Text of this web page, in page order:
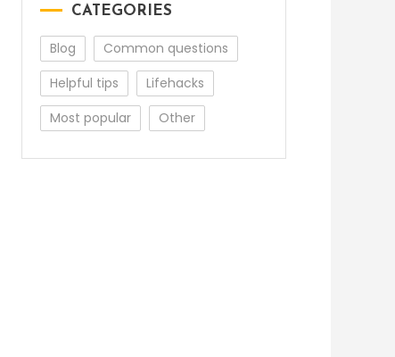
CATEGORIES
Blog
Common questions
Helpful tips
Lifehacks
Most popular
Other